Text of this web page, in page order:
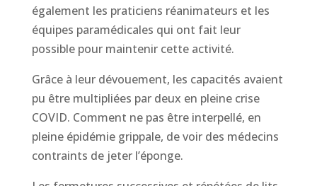
également les praticiens réanimateurs et les
équipes paramédicales qui ont fait leur
possible pour maintenir cette activité.
Grâce à leur dévouement, les capacités avaient
pu être multipliées par deux en pleine crise
COVID. Comment ne pas être interpellé, en
pleine épidémie grippale, de voir des médecins
contraints de jeter l’éponge.